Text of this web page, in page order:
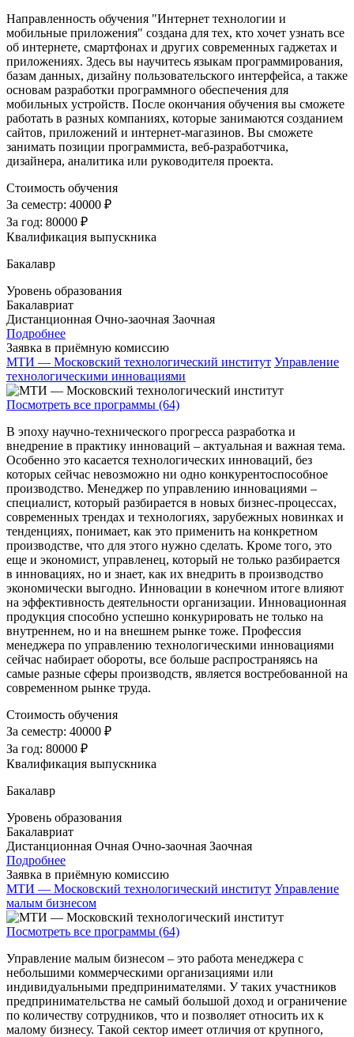
Направленность обучения "Интернет технологии и
мобильные приложения" создана для тех, кто хочет узнать все
об интернете, смартфонах и других современных гаджетах и
приложениях. Здесь вы научитесь языкам программирования,
базам данных, дизайну пользовательского интерфейса, а также
основам разработки программного обеспечения для
мобильных устройств. После окончания обучения вы сможете
работать в разных компаниях, которые занимаются созданием
сайтов, приложений и интернет-магазинов. Вы сможете
занимать позиции программиста, веб-разработчика,
дизайнера, аналитика или руководителя проекта.
Стоимость обучения
За семестр: 40000 ₽
За год: 80000 ₽
Квалификация выпускника
Бакалавр
Уровень образования
Бакалавриат
Дистанционная Очно-заочная Заочная
Подробнее
Заявка в приёмную комиссию
МТИ — Московский технологический институт Управление
технологическими инновациями
Посмотреть все программы (64)
В эпоху научно-технического прогресса разработка и
внедрение в практику инноваций – актуальная и важная тема.
Особенно это касается технологических инноваций, без
которых сейчас невозможно ни одно конкурентоспособное
производство. Менеджер по управлению инновациями –
специалист, который разбирается в новых бизнес-процессах,
современных трендах и технологиях, зарубежных новинках и
тенденциях, понимает, как это применить на конкретном
производстве, что для этого нужно сделать. Кроме того, это
еще и экономист, управленец, который не только разбирается
в инновациях, но и знает, как их внедрить в производство
экономически выгодно. Инновации в конечном итоге влияют
на эффективность деятельности организации. Инновационная
продукция способно успешно конкурировать не только на
внутреннем, но и на внешнем рынке тоже. Профессия
менеджера по управлению технологическими инновациями
сейчас набирает обороты, все больше распространяясь на
самые разные сферы производств, является востребованной на
современном рынке труда.
Стоимость обучения
За семестр: 40000 ₽
За год: 80000 ₽
Квалификация выпускника
Бакалавр
Уровень образования
Бакалавриат
Дистанционная Очная Очно-заочная Заочная
Подробнее
Заявка в приёмную комиссию
МТИ — Московский технологический институт Управление
малым бизнесом
Посмотреть все программы (64)
Управление малым бизнесом – это работа менеджера с
небольшими коммерческими организациями или
индивидуальными предпринимателями. У таких участников
предпринимательства не самый большой доход и ограничение
по количеству сотрудников, что и позволяет относить их к
малому бизнесу. Такой сектор имеет отличия от крупного,